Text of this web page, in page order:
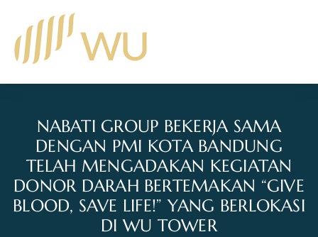
NABATI GROUP BEKERJA SAMA
DENGAN PMI KOTA BANDUNG
TELAH MENGADAKAN KEGIATAN
DONOR DARAH BERTEMAKAN “GIVE
BLOOD, SAVE LIFE!” YANG BERLOKASI
DI WU TOWER